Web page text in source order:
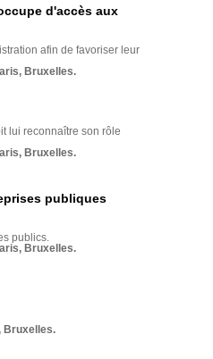
d'accès aux
afin de favoriser leur
Bruxelles.
lui reconnaître son rôle
Bruxelles.
publiques
publics.
Bruxelles.
Bruxelles.